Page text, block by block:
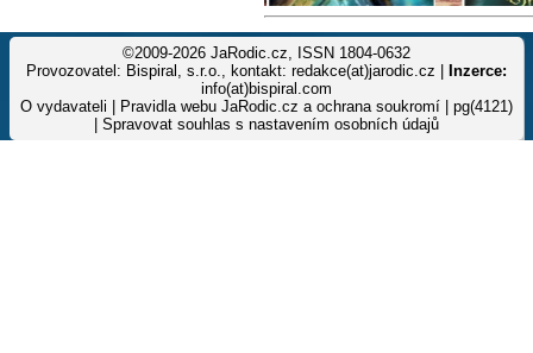
©2009-2026 JaRodic.cz, ISSN 1804-0632
Provozovatel: Bispiral, s.r.o., kontakt: redakce(at)jarodic.cz |
Inzerce:
info(at)bispiral.com
O vydavateli
Pravidla webu JaRodic.cz a ochrana soukromí | pg(4121)
Spravovat souhlas s nastavením osobních údajů